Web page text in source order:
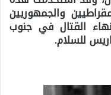
والجمهوريين
القتال في جنوب
للسلام.